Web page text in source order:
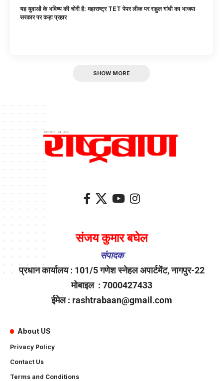
यह युवाओं के भविष्य की चोरी है: महाराष्ट्र TET पेपर लीक पर राहुल गांधी का भाजपा
सरकार पर कड़ा प्रहार
SHOW MORE
संजय कुमार बघेल
संपादक
प्रधान कार्यालय : 101/5 गणेश स्नेहल अपार्टमेंट, नागपुर-22
मोबाइल : 7000427433
ईमेल : rashtrabaan@gmail.com
About US
Privacy Policy
Contact Us
Terms and Conditions